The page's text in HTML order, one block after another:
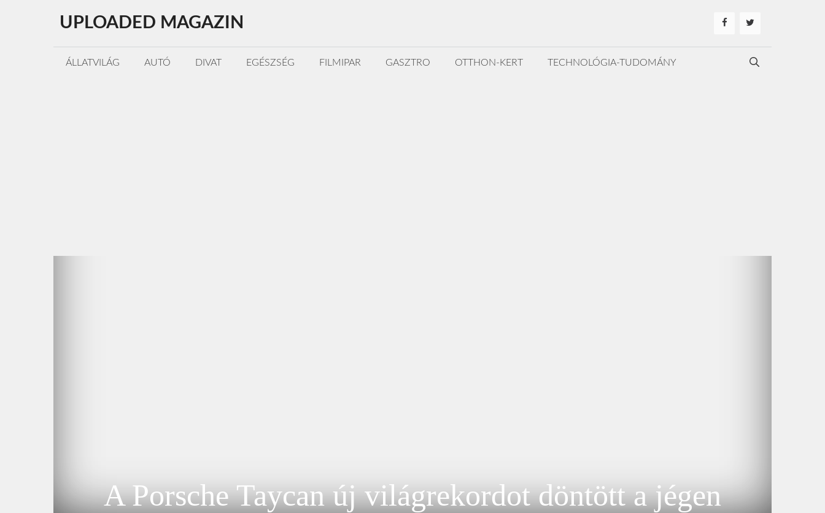
tartalomba
UPLOADED MAGAZIN
ÁLLATVILÁG AUTÓ DIVAT EGÉSZSÉG FILMIPAR GASZTRO OTTHON-KERT TECHNOLÓGIA-TUDOMÁNY
A Porsche Taycan új világrekordot döntött a jégen